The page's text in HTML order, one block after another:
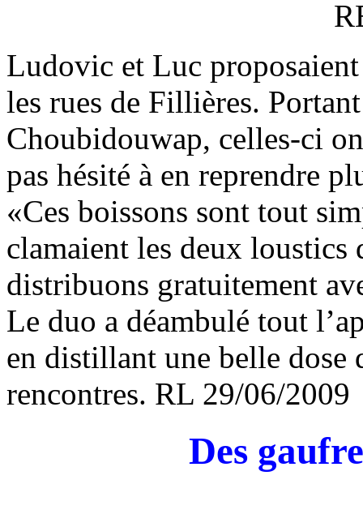
Ludovic et Luc
les rues de Fillières.
Choubidouwap, celles-ci
pas hésité à en reprendre
«Ces boissons sont tout
clamaient les deux loustics
distribuons gratuitement
Le duo a déambulé tout
en distillant une belle dose
rencontres. RL 29/06/2009
Des